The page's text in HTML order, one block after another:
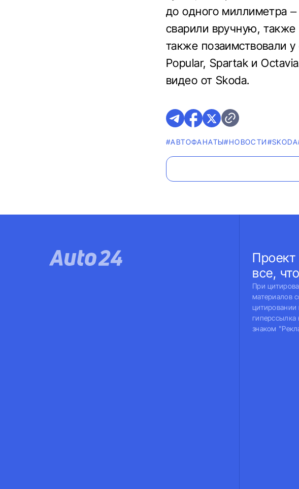
до одного миллиметра
сварили вручную,
также позаимствовали
Popular, Spartak и
видео от Skoda.
#AВТОФАНАТЫ#НОВОСТИ#SKODA
все,
При
материалов
цитировании
гиперссылка
знаком